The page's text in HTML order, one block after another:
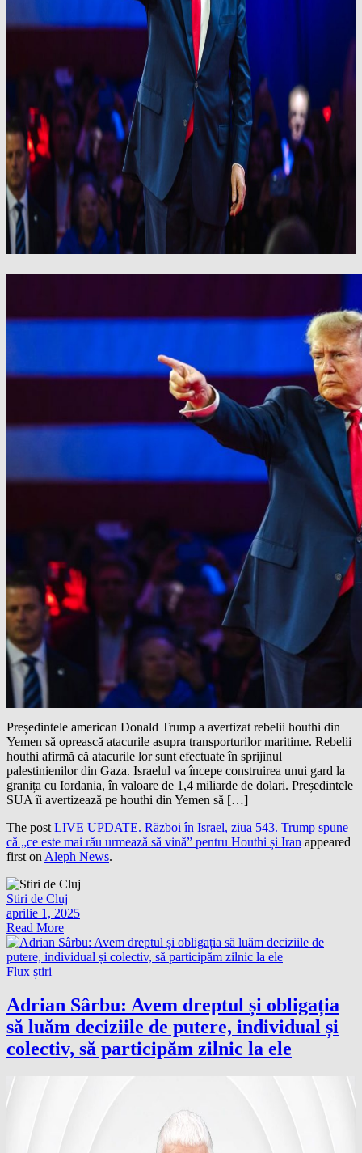
Președintele american Donald Trump a avertizat rebelii houthi din
Yemen să oprească atacurile asupra transporturilor maritime. Rebelii
houthi afirmă că atacurile lor sunt efectuate în sprijinul
palestinienilor din Gaza. Israelul va începe construirea unui gard la
granița cu Iordania, în valoare de 1,4 miliarde de dolari. Președintele
SUA îi avertizează pe houthi din Yemen să […]
The post LIVE UPDATE. Război în Israel, ziua 543. Trump spune
că „ce este mai rău urmează să vină” pentru Houthi și Iran appeared
first on Aleph News.
Stiri de Cluj
aprilie 1, 2025
Read More
Flux știri
Adrian Sârbu: Avem dreptul și obligația
să luăm deciziile de putere, individual și
colectiv, să participăm zilnic la ele